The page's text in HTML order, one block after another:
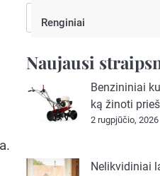
Renginiai
Naujausi
Benzininiai
ką žinoti
2 rugpjūčio, 2026
Nelikvidiniai